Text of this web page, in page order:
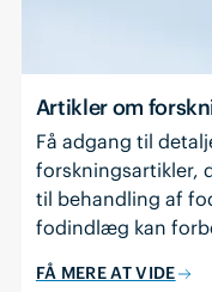
Artikler om
Få adgang til
forskningsartikler,
til behandling af
fodindlæg kan
FÅ MERE AT VIDE